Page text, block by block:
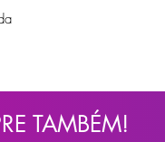
TAMBÉM!